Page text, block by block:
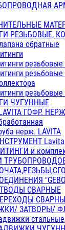
РЕЗЬБОВЫЕ,
обратные
резьбовые
резьбовые
ЧУГУННЫЕ
ГОФР.
нерж. LAVITA
Lavita
и
СВАРНЫЕ
ЗАТВОРЫ/
стальные